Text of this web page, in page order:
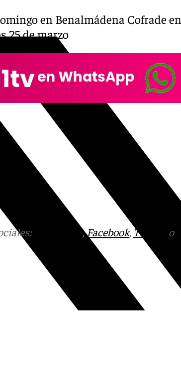
en Benalmádena Cofrade en
25 de marzo
Instagram,Facebook, Tik Tok o